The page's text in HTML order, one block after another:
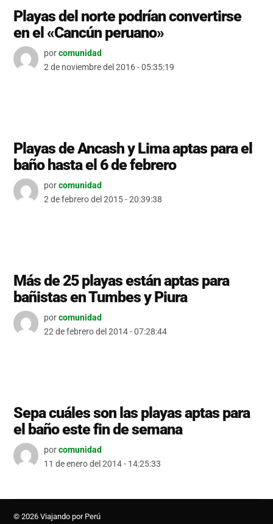
Playas del norte podrían convertirse
en el «Cancún peruano»
porcomunidad
2 de noviembre del 2016 - 05:35:19
Playas de Ancash y Lima aptas para el
baño hasta el 6 de febrero
porcomunidad
2 de febrero del 2015 - 20:39:38
Más de 25 playas están aptas para
bañistas en Tumbes y Piura
porcomunidad
22 de febrero del 2014 - 07:28:44
Sepa cuáles son las playas aptas para
el baño este fin de semana
porcomunidad
11 de enero del 2014 - 14:25:33
© 2026 Viajando por Perú